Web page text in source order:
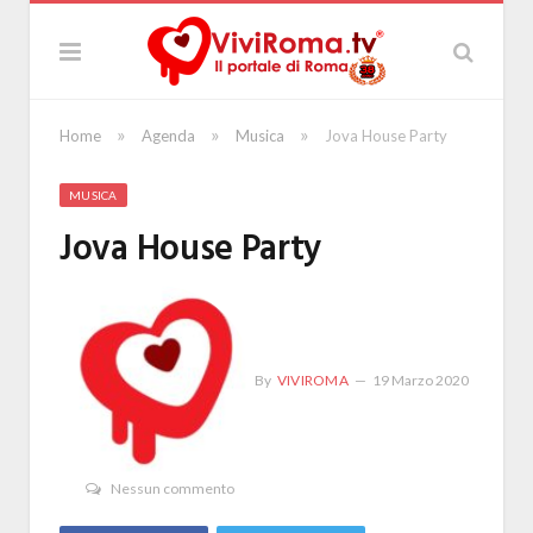
Home » Agenda » Musica » Jova House Party
MUSICA
Jova House Party
By VIVIROMA 19 Marzo 2020
Nessun commento